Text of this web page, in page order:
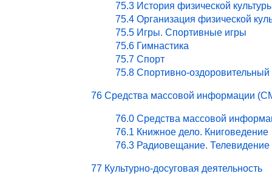
75.3 История физической
75.4 Организация физической
75.5 Игры. Спортивные игры
75.6 Гимнастика
75.7 Спорт
75.8 Спортивно-
76 Средства массовой информации
76.0 Средства массовой
76.1 Книжное дело. Книговедение
76.3 Радиовещание. Телевидение
77 Культурно-досуговая деятельность